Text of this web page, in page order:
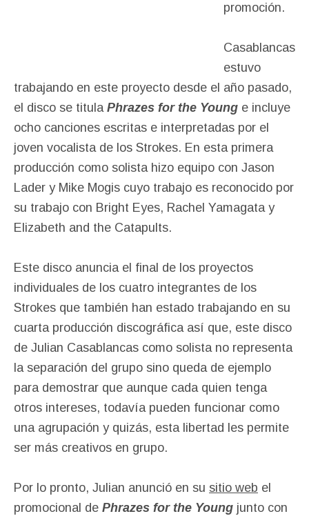
promoción.
Casablancas
estuvo
trabajando en este proyecto desde el año pasado,
el disco se titula Phrazes for the Young e incluye
ocho canciones escritas e interpretadas por el
joven vocalista de los Strokes. En esta primera
producción como solista hizo equipo con Jason
Lader y Mike Mogis cuyo trabajo es reconocido por
su trabajo con Bright Eyes, Rachel Yamagata y
Elizabeth and the Catapults.
Este disco anuncia el final de los proyectos
individuales de los cuatro integrantes de los
Strokes que también han estado trabajando en su
cuarta producción discográfica así que, este disco
de Julian Casablancas como solista no representa
la separación del grupo sino queda de ejemplo
para demostrar que aunque cada quien tenga
otros intereses, todavía pueden funcionar como
una agrupación y quizás, esta libertad les permite
ser más creativos en grupo.
Por lo pronto, Julian anunció en su sitio web el
promocional de Phrazes for the Young junto con